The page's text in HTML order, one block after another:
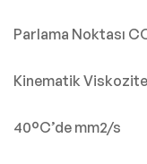
Parlama Noktası
Kinematik Viskozite
40°C’de mm2/s